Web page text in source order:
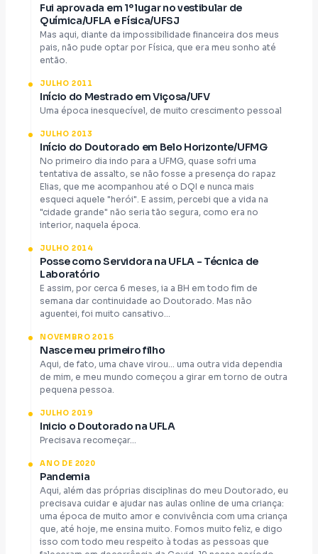
Fui aprovada em 1º lugar no vestibular de
Química/UFLA e Física/UFSJ
Mas aqui, diante da impossibilidade financeira dos meus
pais, não pude optar por Física, que era meu sonho até
então.
JULHO 2011
Início do Mestrado em Viçosa/UFV
Uma época inesquecível, de muito crescimento pessoal
JULHO 2013
Início do Doutorado em Belo Horizonte/UFMG
No primeiro dia indo para a UFMG, quase sofri uma
tentativa de assalto, se não fosse a presença do rapaz
Elias, que me acompanhou até o DQI e nunca mais
esqueci aquele "herói". E assim, percebi que a vida na
"cidade grande" não seria tão segura, como era no
interior, naquela época.
JULHO 2014
Posse como Servidora na UFLA - Técnica de
Laboratório
E assim, por cerca 6 meses, ia a BH em todo fim de
semana dar continuidade ao Doutorado. Mas não
aguentei, foi muito cansativo...
NOVEMBRO 2015
Nasce meu primeiro filho
Aqui, de fato, uma chave virou... uma outra vida dependia
de mim, e meu mundo começou a girar em torno de outra
pequena pessoa.
JULHO 2019
Inicio o Doutorado na UFLA
Precisava recomeçar...
ANO DE 2020
Pandemia
Aqui, além das próprias disciplinas do meu Doutorado, eu
precisava cuidar e ajudar nas aulas online de uma criança:
uma época de muito amor e convivência com uma criança
que, até hoje, me ensina muito. Fomos muito feliz, e digo
isso com todo meu respeito à todas as pessoas que